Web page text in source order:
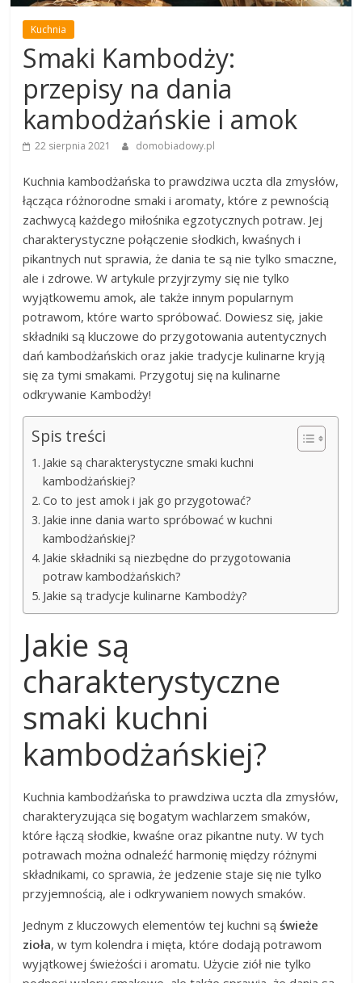
Kuchnia
Smaki Kambodży:
przepisy na dania
kambodżańskie i amok
22 sierpnia 2021 domobiadowy.pl
Kuchnia kambodżańska to prawdziwa uczta dla zmysłów,
łącząca różnorodne smaki i aromaty, które z pewnością
zachwycą każdego miłośnika egzotycznych potraw. Jej
charakterystyczne połączenie słodkich, kwaśnych i
pikantnych nut sprawia, że dania te są nie tylko smaczne,
ale i zdrowe. W artykule przyjrzymy się nie tylko
wyjątkowemu amok, ale także innym popularnym
potrawom, które warto spróbować. Dowiesz się, jakie
składniki są kluczowe do przygotowania autentycznych
dań kambodżańskich oraz jakie tradycje kulinarne kryją
się za tymi smakami. Przygotuj się na kulinarne
odkrywanie Kambodży!
Spis treści
Jakie są charakterystyczne smaki kuchni
kambodżańskiej?
Co to jest amok i jak go przygotować?
Jakie inne dania warto spróbować w kuchni
kambodżańskiej?
Jakie składniki są niezbędne do przygotowania
potraw kambodżańskich?
Jakie są tradycje kulinarne Kambodży?
Jakie są
charakterystyczne
smaki kuchni
kambodżańskiej?
Kuchnia kambodżańska to prawdziwa uczta dla zmysłów,
charakteryzująca się bogatym wachlarzem smaków,
które łączą słodkie, kwaśne oraz pikantne nuty. W tych
potrawach można odnaleźć harmonię między różnymi
składnikami, co sprawia, że jedzenie staje się nie tylko
przyjemnością, ale i odkrywaniem nowych smaków.
Jednym z kluczowych elementów tej kuchni sąświeże
zioła, w tym kolendra i mięta, które dodają potrawom
wyjątkowej świeżości i aromatu. Użycie ziół nie tylko